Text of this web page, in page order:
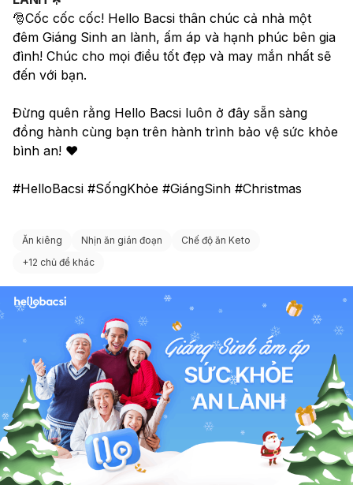
🎅Cốc cốc cốc! Hello Bacsi thân chúc cả nhà một
đêm Giáng Sinh an lành, ấm áp và hạnh phúc bên gia
đình! Chúc cho mọi điều tốt đẹp và may mắn nhất sẽ
đến với bạn.
Đừng quên rằng Hello Bacsi luôn ở đây sẵn sàng
đồng hành cùng bạn trên hành trình bảo vệ sức khỏe
bình an! ❤️
#HelloBacsi #SốngKhỏe #GiángSinh #Christmas
Ăn kiêng Nhịn ăn gián đoạn
Chế độ ăn Keto
+12 chủ đề khác